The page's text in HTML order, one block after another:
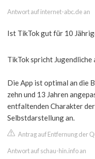
Antwort auf internet-abc.de an
Ist TikTok gut für 10
TikTok spricht Jugendliche
Die App ist optimal an die
zehn und 13 Jahren
entfaltenden Charakter
Selbstdarstellung an.
Antrag auf Entfernung der
Antwort auf schau-hin.info an